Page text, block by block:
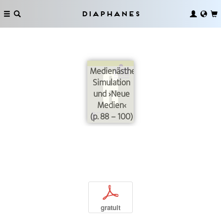
Diaphanes
Medienästhetik,
Simulation
und ›Neue
Medien‹
(p. 88 – 100)
p
gratuit